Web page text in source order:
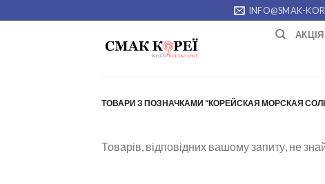
to
INFO@SMAK-
АКЦІЯ
ТОВАРИ З ПОЗНАЧКАМИ “КОРЕЙСКАЯ МОРСКАЯ
Товарів, відповідних вашому запиту, не